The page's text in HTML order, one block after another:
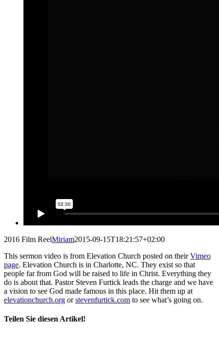
2016 Film ReelMiriam2015-09-15T18:21:57+02:00
This sermon video is from Elevation Church posted on theirVimeo
page. Elevation Church is in Charlotte, NC. They exist so that
people far from God will be raised to life in Christ. Everything they
do is about that. Pastor Steven Furtick leads the charge and we have
a vision to see God made famous in this place. Hit them up at
elevationchurch.org orstevenfurtick.com to see what’s going on.
Teilen Sie diesen Artikel!